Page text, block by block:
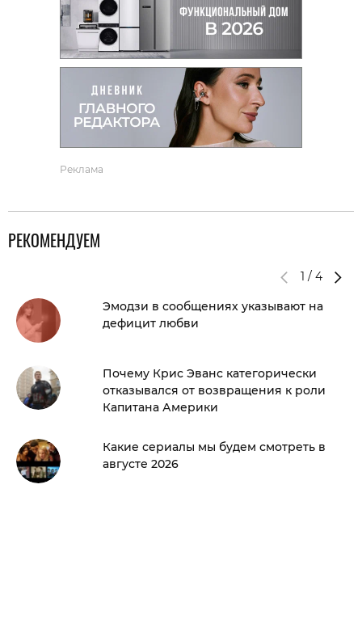
Реклама
РЕКОМЕНДУЕМ
1 / 4
Эмодзи в сообщениях указывают на
дефицит любви
Почему Крис Эванс категорически
отказывался от возвращения к роли
Капитана Америки
Какие сериалы мы будем смотреть в
августе 2026